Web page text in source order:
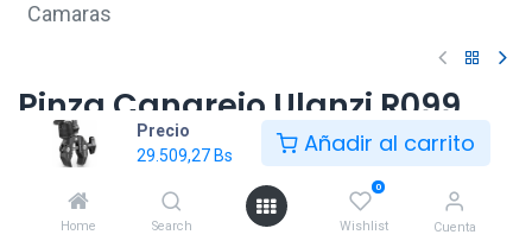
Precio
29.509,27Bs Añadir al carrito
Home Search
0
Wishlist Cuenta
Camaras
Pinza Cangrejo Ulanzi R099
Con Cabezal De Bola
Camaras